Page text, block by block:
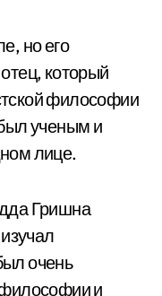
но его
который
философии
ученым и
лице.
Гришна
очень
философии и